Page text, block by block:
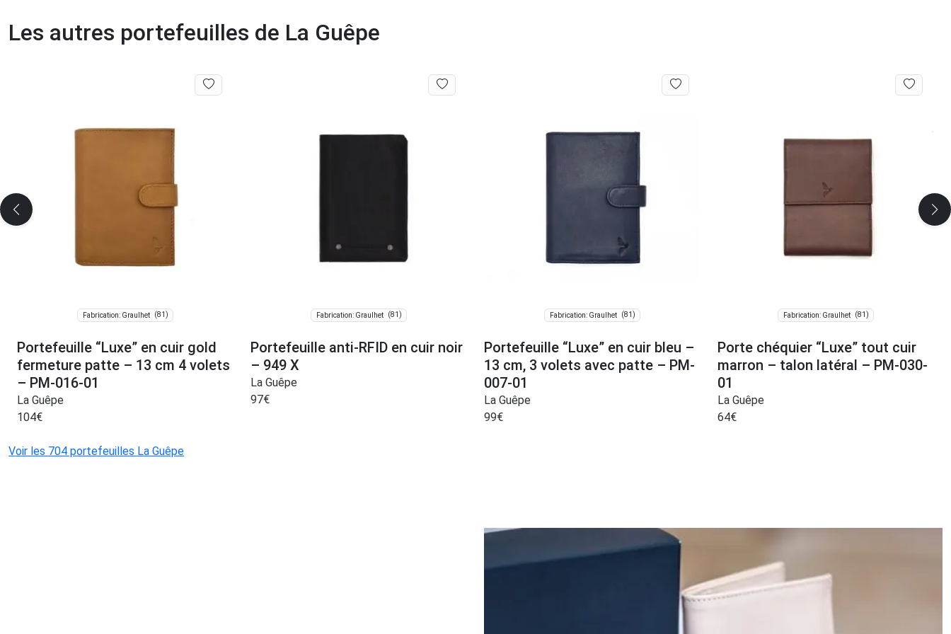
Les autres portefeuilles de La Guêpe
Fabrication: Graulhet (81)
Portefeuille “Luxe” en cuir gold
fermeture patte – 13 cm 4 volets
– PM-016-01
La Guêpe
104€
Fabrication: Graulhet (81)
Portefeuille anti-RFID en cuir noir
– 949 X
La Guêpe
97€
Fabrication: Graulhet (81)
Portefeuille “Luxe” en cuir bleu –
13 cm, 3 volets avec patte – PM-
007-01
La Guêpe
99€
Fabrication: Graulhet (81)
Porte chéquier “Luxe” tout cuir
marron – talon latéral – PM-030-
01
La Guêpe
64€
Voir les 704 portefeuilles La Guêpe